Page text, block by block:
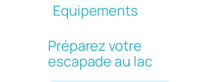
Equipements
Préparez votre
escapade au lac